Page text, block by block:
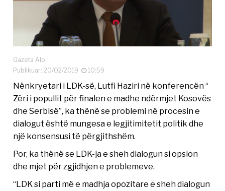
Gazeta Alo
Publikuar: 20/02/2019
10:59
Nënkryetari i LDK-së, Lutfi Haziri në konferencën “
Zëri i popullit për finalen e madhe ndërmjet Kosovës
dhe Serbisë”, ka thënë se problemi në procesin e
dialogut është mungesa e legjitimitetit politik dhe
një konsensusi të përgjithshëm.
Por, ka thënë se LDK-ja e sheh dialogun si opsion
dhe mjet për zgjidhjen e problemeve.
“LDK si parti më e madhja opozitare e sheh dialogun